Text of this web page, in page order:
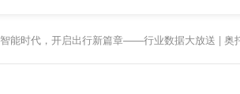
智能时代，开启出行新篇章——行业数据大放送 | 奥